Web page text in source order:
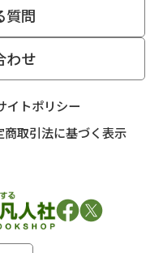
質問
わせ
イトポリシー
商取引法に基づく表示